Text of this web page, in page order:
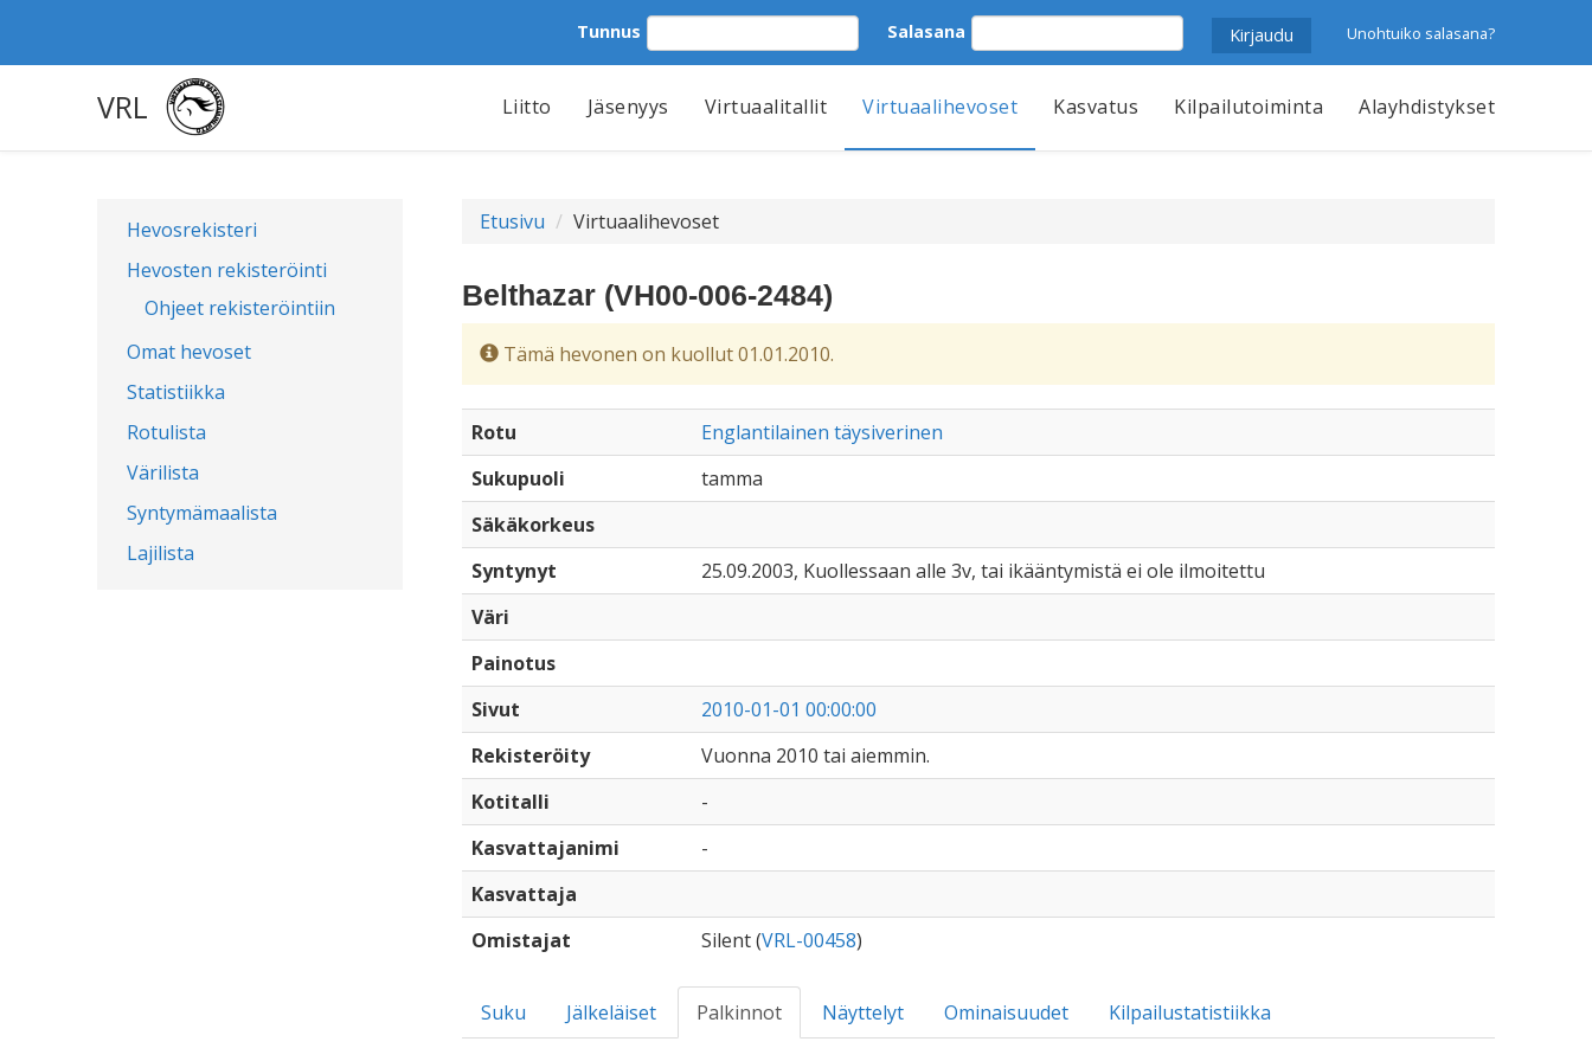
Tunnus Salasana Unohtuiko salasana?
VRL Liitto Jäsenyys Virtuaalitallit Virtuaalihevoset Kasvatus Kilpailutoiminta Alayhdistykset
Hevosrekisteri
Hevosten rekisteröinti
Ohjeet rekisteröintiin
Omat hevoset
Statistiikka
Rotulista
Värilista
Syntymämaalista
Lajilista
Etusivu Virtuaalihevoset
Belthazar (VH00-006-2484)
Tämä hevonen on kuollut 01.01.2010.
Rotu
Englantilainen täysiverinen
Sukupuoli
tamma
Säkäkorkeus
Syntynyt
25.09.2003, Kuollessaan alle 3v, tai ikääntymistä ei ole ilmoitettu
Väri
Painotus
Sivut
2010-01-01 00:00:00
Rekisteröity
Vuonna 2010 tai aiemmin.
Kotitalli
-
Kasvattajanimi
-
Kasvattaja
Omistajat
Silent (VRL-00458)
Suku Jälkeläiset Palkinnot Näyttelyt Ominaisuudet Kilpailustatistiikka